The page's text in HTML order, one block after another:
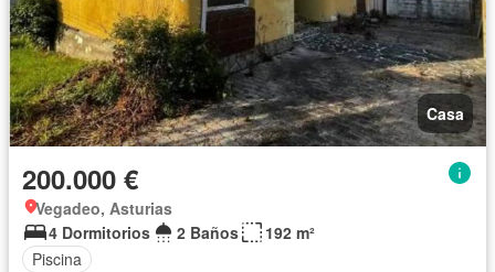
Casa
200.000 €
Vegadeo, Asturias
4 Dormitorios
2 Baños
192 m²
Piscina